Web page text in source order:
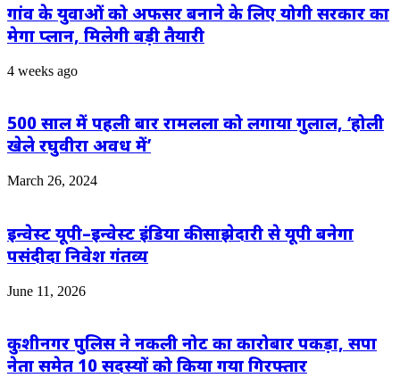
गांव के युवाओं को अफसर बनाने के लिए योगी सरकार का
मेगा प्लान, मिलेगी बड़ी तैयारी
4 weeks ago
500 साल में पहली बार रामलला को लगाया गुलाल, ‘होली
खेले रघुवीरा अवध में’
March 26, 2024
इन्वेस्ट यूपी–इन्वेस्ट इंडिया की साझेदारी से यूपी बनेगा
पसंदीदा निवेश गंतव्य
June 11, 2026
कुशीनगर पुलिस ने नकली नोट का कारोबार पकड़ा, सपा
नेता समेत 10 सदस्यों को किया गया गिरफ्तार